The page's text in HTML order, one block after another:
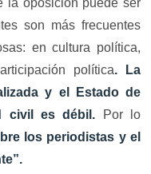
la oposición puede ser
son más frecuentes
en cultura política,
política. La
y el Estado de
civil es débil. Por lo
los periodistas y el